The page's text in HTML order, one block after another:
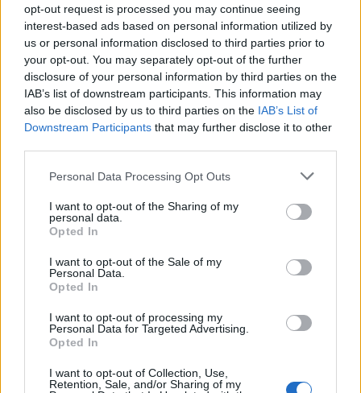
opt-out request is processed you may continue seeing
interest-based ads based on personal information utilized by
us or personal information disclosed to third parties prior to
your opt-out. You may separately opt-out of the further
disclosure of your personal information by third parties on the
IAB’s list of downstream participants. This information may
also be disclosed by us to third parties on the IAB’s List of
Downstream Participants that may further disclose it to other
Personal Data Processing Opt Outs
I want to opt-out of the Sharing of my
personal data.
Opted In
I want to opt-out of the Sale of my
Personal Data.
Opted In
I want to opt-out of processing my
Personal Data for Targeted Advertising.
Opted In
I want to opt-out of Collection, Use,
Retention, Sale, and/or Sharing of my
fostului amic
CRISTIAN GHINEA:Marcel, repetent și la
inundații
BOGDAN GLĂVAN:De la teroristul internațional
la țeparul mondial
PAUL PALENCSAR:
ALECU RENIȚĂ:
SORIN BOCANCEA:Premierea Dianei Șoșoacă
Simion jocurile Serbiei și ale Rusiei în